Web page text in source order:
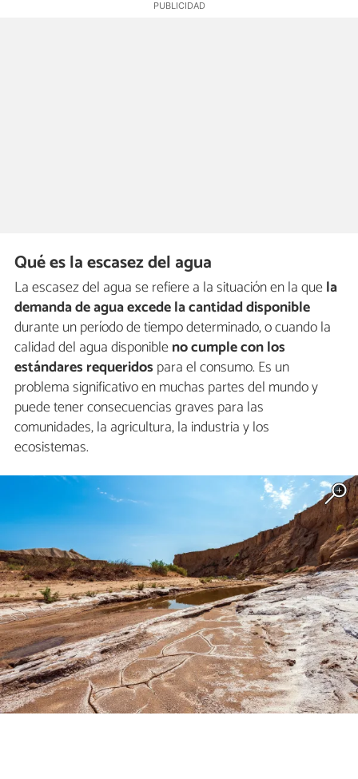
Qué es la escasez del agua
La escasez del agua se refiere a la situación en la quela
demanda de agua excede la cantidad disponible
durante un período de tiempo determinado, o cuando la
calidad del agua disponibleno cumple con los
estándares requeridos para el consumo. Es un
problema significativo en muchas partes del mundo y
puede tener consecuencias graves para las
comunidades, la agricultura, la industria y los
ecosistemas.